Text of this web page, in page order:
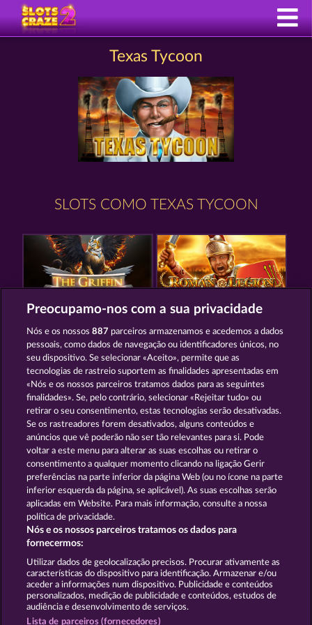
Texas Tycoon
SLOTS COMO TEXAS TYCOON
THE GRIFFIN ROMAN LEGION
DEAD LEGION SUPER PIGGY COINS
Termos e Condições
Declaração de Privacidade Marca
Empresa Perguntas frequentes Facebook
Enviar pedido de rescisão
Preocupamo-nos com a sua privacidade
Nós e os nossos887 parceiros armazenamos e acedemos a dados
pessoais, como dados de navegação ou identificadores únicos, no
seu dispositivo. Se selecionar «Aceito», permite que as
tecnologias de rastreio suportem as finalidades apresentadas em
«Nós e os nossos parceiros tratamos dados para as seguintes
finalidades». Se, pelo contrário, selecionar «Rejeitar tudo» ou
retirar o seu consentimento, estas tecnologias serão desativadas.
Se os rastreadores forem desativados, alguns conteúdos e
anúncios que vê poderão não ser tão relevantes para si. Pode
voltar a este menu para alterar as suas escolhas ou retirar o
consentimento a qualquer momento clicando na ligação Gerir
preferências na parte inferior da página Web (ou no ícone na parte
inferior esquerda da página, se aplicável). As suas escolhas serão
aplicadas em Website. Para mais informação, consulte a nossa
política de privacidade.
Nós e os nossos parceiros tratamos os dados para
fornecermos:
Utilizar dados de geolocalização precisos. Procurar ativamente as
características do dispositivo para identificação. Armazenar e/ou
aceder a informações num dispositivo. Publicidade e conteúdos
personalizados, medição de publicidade e conteúdos, estudos de
audiência e desenvolvimento de serviços.
Lista de parceiros (fornecedores)